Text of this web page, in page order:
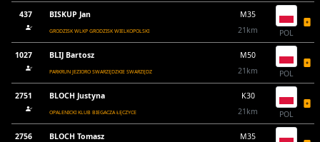
437 BISKUP Jan
GRODZISK WLKP GRODZISK WIELKOPOLSKI
M35
21km
POL
1027 BLIJ Bartosz
PARKRUN JEZIORO SWARZĘDZKIE SWARZĘDZ
M50
21km
POL
2751 BLOCH Justyna
OPALENICKI KLUB BIEGACZA ŁĘCZYCE
K30
21km
POL
2756 BLOCH Tomasz
M35